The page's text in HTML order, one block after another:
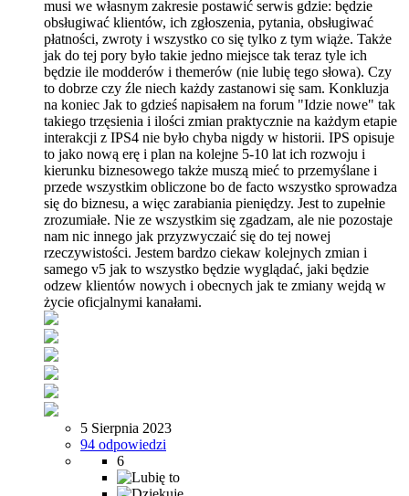
musi we własnym zakresie postawić serwis gdzie: będzie
obsługiwać klientów, ich zgłoszenia, pytania, obsługiwać
płatności, zwroty i wszystko co się tylko z tym wiąże. Także
jak do tej pory było takie jedno miejsce tak teraz tyle ich
będzie ile modderów i themerów (nie lubię tego słowa). Czy
to dobrze czy źle niech każdy zastanowi się sam. Konkluzja
na koniec Jak to gdzieś napisałem na forum "Idzie nowe" tak
takiego trzęsienia i ilości zmian praktycznie na każdym etapie
interakcji z IPS4 nie było chyba nigdy w historii. IPS opisuje
to jako nową erę i plan na kolejne 5-10 lat ich rozwoju i
kierunku biznesowego także muszą mieć to przemyślane i
przede wszystkim obliczone bo de facto wszystko sprowadza
się do biznesu, a więc zarabiania pieniędzy. Jest to zupełnie
zrozumiałe. Nie ze wszystkim się zgadzam, ale nie pozostaje
nam nic innego jak przyzwyczaić się do tej nowej
rzeczywistości. Jestem bardzo ciekaw kolejnych zmian i
samego v5 jak to wszystko będzie wyglądać, jaki będzie
odzew klientów nowych i obecnych jak te zmiany wejdą w
życie oficjalnymi kanałami.
5 Sierpnia 2023
94 odpowiedzi
6